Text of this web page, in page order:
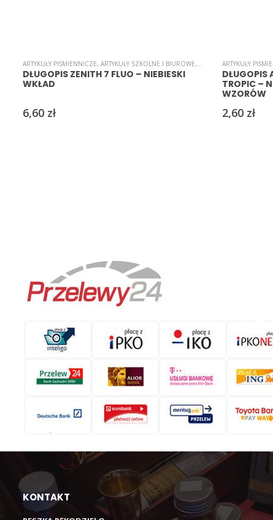
ARTYKUŁY PIŚMIENNICZE, ARTYKUŁY SZKOLNE I BIUROWE, B-I-U-R-O,DŁUGOPISY,
DŁUGOPIS ZENITH 7 FLUO – NIEBIESKI
WKŁAD
6,60 zł
ARTYKUŁY
DŁUGOPIS
TROPIC –
WZORÓW
2,60 zł
KONTAKT